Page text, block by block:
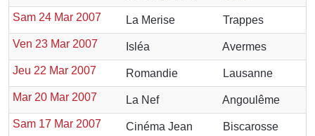
Sam 24 Mar 2007
La Merise
Trappes
Ven 23 Mar 2007
Isléa
Avermes
Jeu 22 Mar 2007
Romandie
Lausanne
Mar 20 Mar 2007
La Nef
Angoulême
Sam 17 Mar 2007
Cinéma Jean Biscarosse